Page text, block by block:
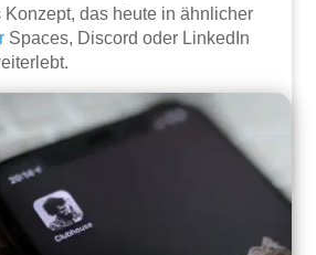
Konzept, das heute in ähnlicher
Spaces, Discord oder LinkedIn